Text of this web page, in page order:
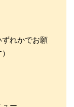
れかでお願